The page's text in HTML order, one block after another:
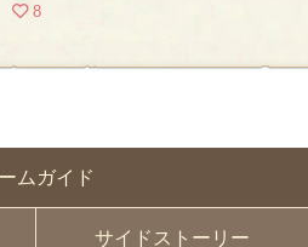
ムガイド
サイドストーリー
8